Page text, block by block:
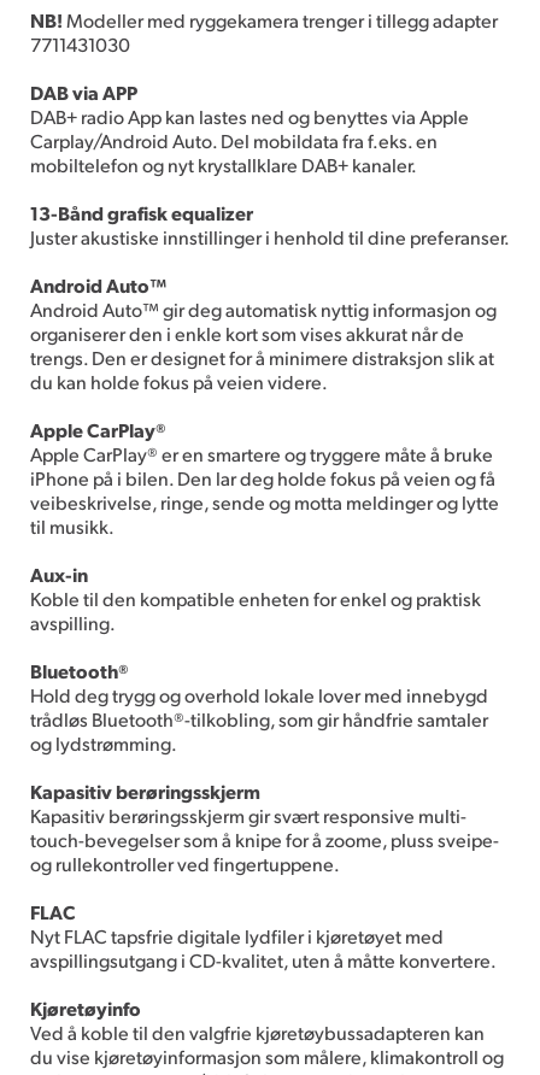
NB!Modeller med ryggekamera trenger i tillegg adapter
7711431030
DAB via APP
DAB+ radio App kan lastes ned og benyttes via Apple
Carplay/Android Auto. Del mobildata fra f.eks. en
mobiltelefon og nyt krystallklare DAB+ kanaler.
13-Bånd grafisk equalizer
Juster akustiske innstillinger i henhold til dine preferanser.
Android Auto™
Android Auto™ gir deg automatisk nyttig informasjon og
organiserer den i enkle kort som vises akkurat når de
trengs. Den er designet for å minimere distraksjon slik at
du kan holde fokus på veien videre.
Apple CarPlay®
Apple CarPlay® er en smartere og tryggere måte å bruke
iPhone på i bilen. Den lar deg holde fokus på veien og få
veibeskrivelse, ringe, sende og motta meldinger og lytte
til musikk.
Aux-in
Koble til den kompatible enheten for enkel og praktisk
avspilling.
Bluetooth®
Hold deg trygg og overhold lokale lover med innebygd
trådløs Bluetooth®-tilkobling, som gir håndfrie samtaler
og lydstrømming.
Kapasitiv berøringsskjerm
Kapasitiv berøringsskjerm gir svært responsive multi-
touch-bevegelser som å knipe for å zoome, pluss sveipe-
og rullekontroller ved fingertuppene.
FLAC
Nyt FLAC tapsfrie digitale lydfiler i kjøretøyet med
avspillingsutgang i CD-kvalitet, uten å måtte konvertere.
Kjøretøyinfo
Ved å koble til den valgfrie kjøretøybussadapteren kan
du vise kjøretøyinformasjon som målere, klimakontroll og